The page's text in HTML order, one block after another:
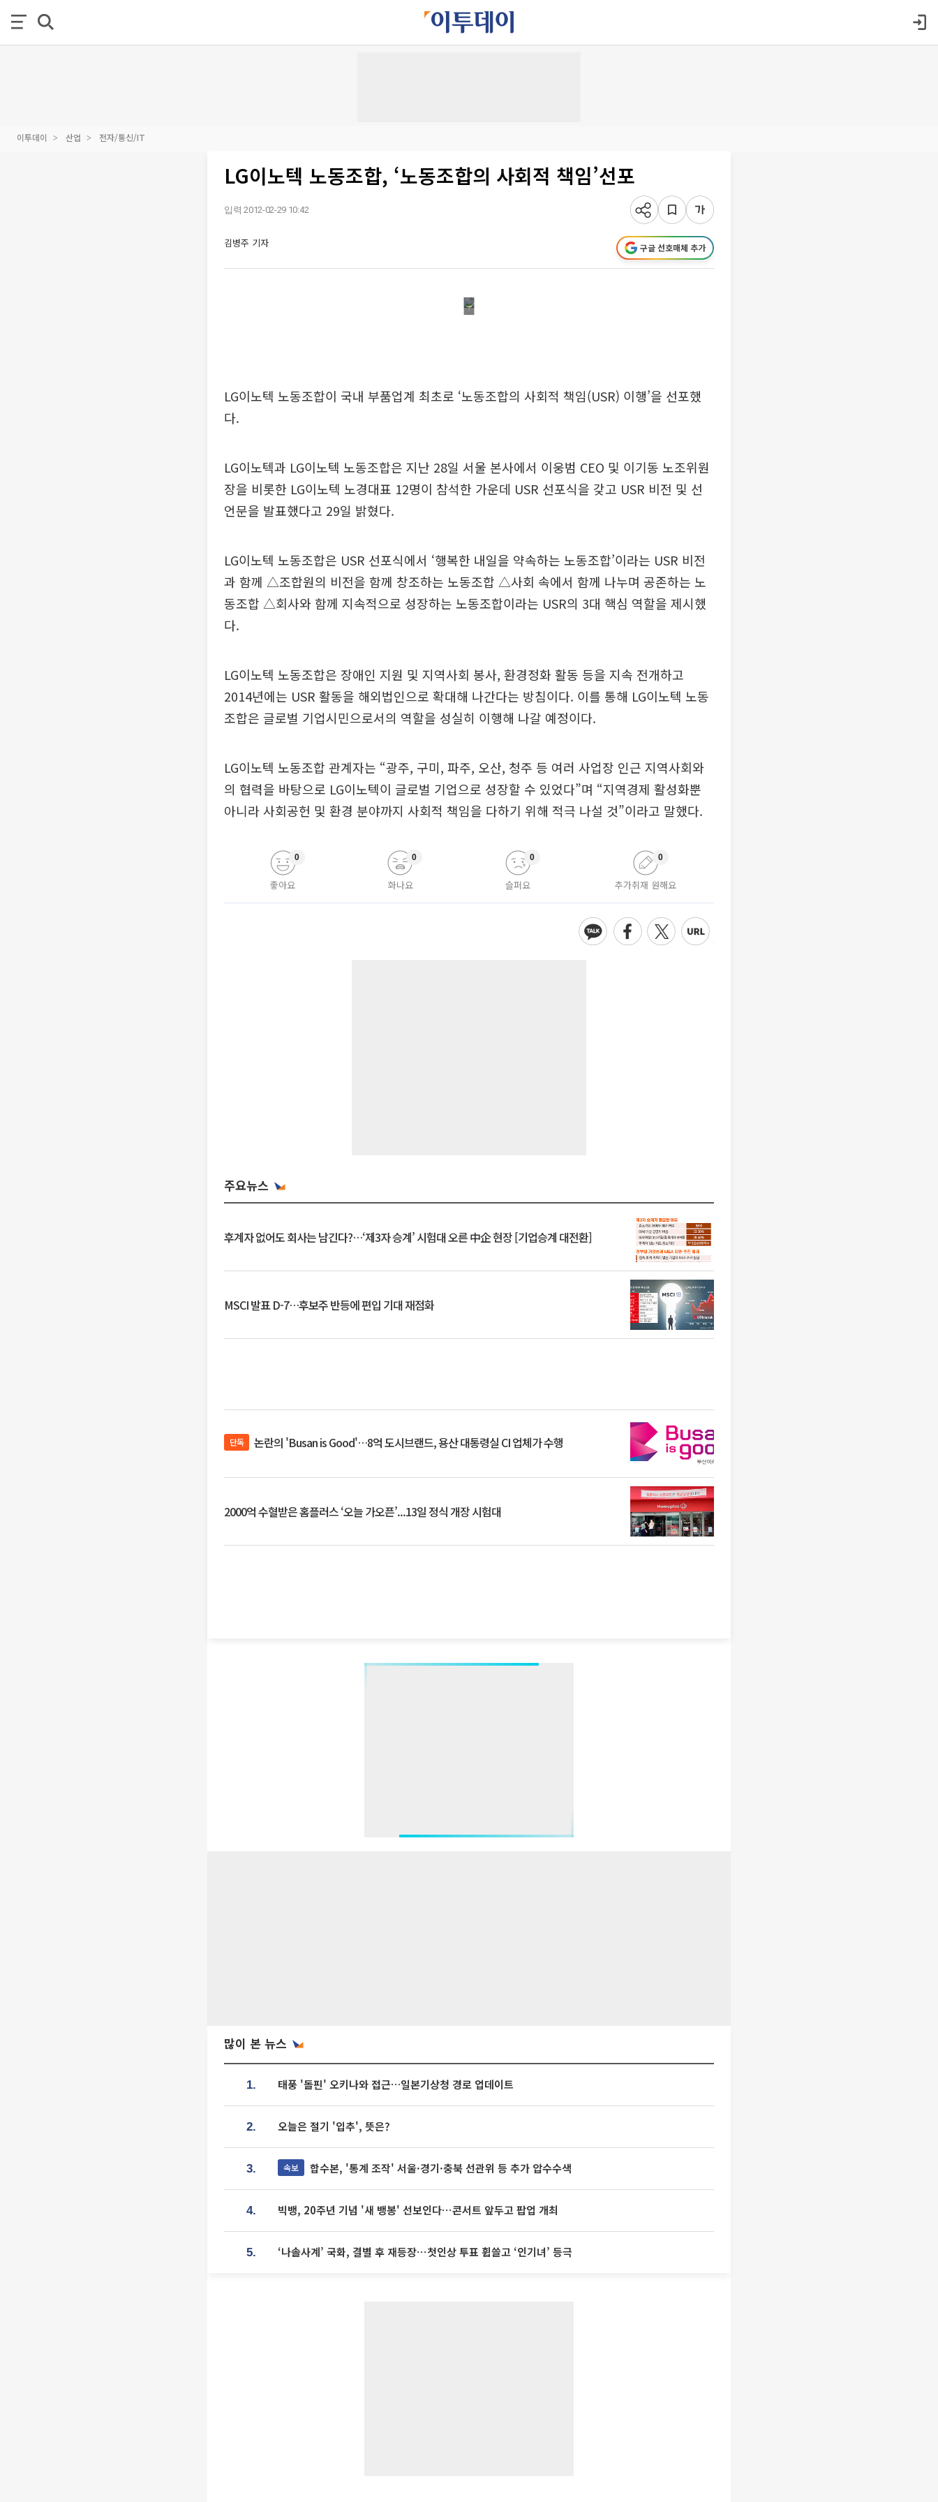
이투데이 산업 전자/통신/IT
LG이노텍 노동조합, ‘노동조합의 사회적 책임’선포
입력 2012-02-29 10:42
김병주 기자 구글 선호매체 추가
LG이노텍 노동조합이 국내 부품업계 최초로 ‘노동조합의 사회적 책임(USR) 이행’을 선포했
다.
LG이노텍과 LG이노텍 노동조합은 지난 28일 서울 본사에서 이웅범 CEO 및 이기동 노조위원
장을 비롯한 LG이노텍 노경대표 12명이 참석한 가운데 USR 선포식을 갖고 USR 비전 및 선
언문을 발표했다고 29일 밝혔다.
LG이노텍 노동조합은 USR 선포식에서 ‘행복한 내일을 약속하는 노동조합’이라는 USR 비전
과 함께 △조합원의 비전을 함께 창조하는 노동조합 △사회 속에서 함께 나누며 공존하는 노
동조합 △회사와 함께 지속적으로 성장하는 노동조합이라는 USR의 3대 핵심 역할을 제시했
다.
LG이노텍 노동조합은 장애인 지원 및 지역사회 봉사, 환경정화 활동 등을 지속 전개하고
2014년에는 USR 활동을 해외법인으로 확대해 나간다는 방침이다. 이를 통해 LG이노텍 노동
조합은 글로벌 기업시민으로서의 역할을 성실히 이행해 나갈 예정이다.
LG이노텍 노동조합 관계자는 “광주, 구미, 파주, 오산, 청주 등 여러 사업장 인근 지역사회와
의 협력을 바탕으로 LG이노텍이 글로벌 기업으로 성장할 수 있었다”며 “지역경제 활성화뿐
아니라 사회공헌 및 환경 분야까지 사회적 책임을 다하기 위해 적극 나설 것”이라고 말했다.
좋아요
0
화나요
0
슬퍼요
0
추가취재 원해요
0
주요뉴스
후계자 없어도 회사는 남긴다?…‘제3자 승계’ 시험대 오른 中企 현장 [기업승계 대전환]
MSCI 발표 D-7…후보주 반등에 편입 기대 재점화
단독 논란의 'Busan is Good'…8억 도시브랜드, 용산 대통령실 CI 업체가 수행
2000억 수혈받은 홈플러스 ‘오늘 가오픈’...13일 정식 개장 시험대
많이 본 뉴스
1. 태풍 '돌핀' 오키나와 접근…일본기상청 경로 업데이트
2. 오늘은 절기 '입추', 뜻은?
3. 속보 합수본, '통계 조작' 서울·경기·충북 선관위 등 추가 압수수색
4. 빅뱅, 20주년 기념 '새 뱅봉' 선보인다⋯콘서트 앞두고 팝업 개최
5. ‘나솔사계’ 국화, 결별 후 재등장⋯첫인상 투표 휩쓸고 ‘인기녀’ 등극